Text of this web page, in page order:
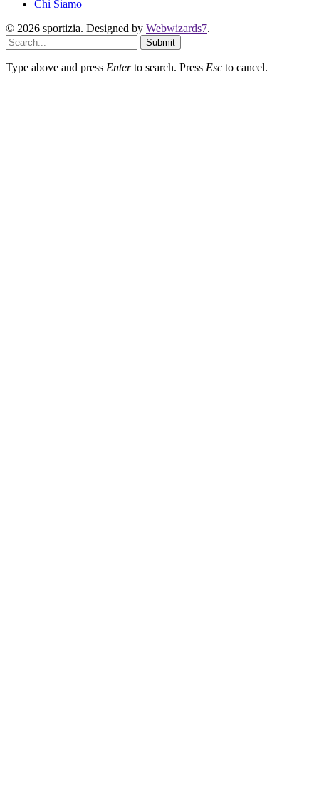
Chi Siamo
© 2026 sportizia. Designed by Webwizards7.
Submit
Type above and press Enterto search. Press Esc to cancel.